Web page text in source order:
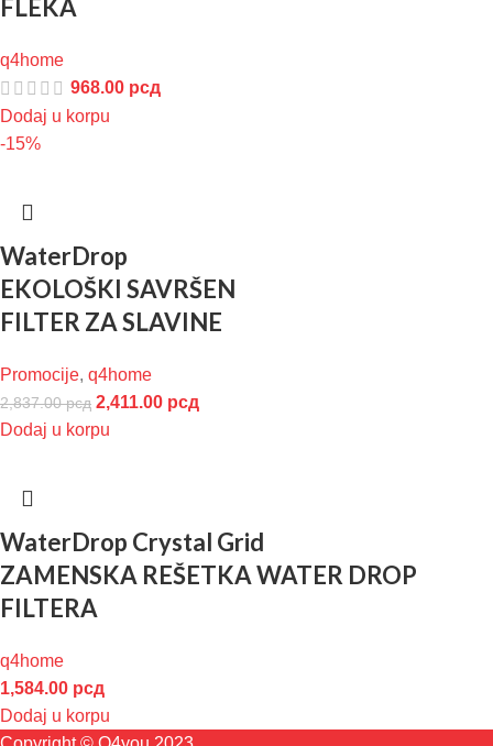
FLEKA
q4home
968.00 рсд
Dodaj u korpu
-15%
WaterDrop
EKOLOŠKI SAVRŠEN
FILTER ZA SLAVINE
Promocije, q4home
2,837.00рсд 2,411.00 рсд
Dodaj u korpu
WaterDrop Crystal Grid
ZAMENSKA REŠETKA WATER DROP
FILTERA
q4home
1,584.00 рсд
Dodaj u korpu